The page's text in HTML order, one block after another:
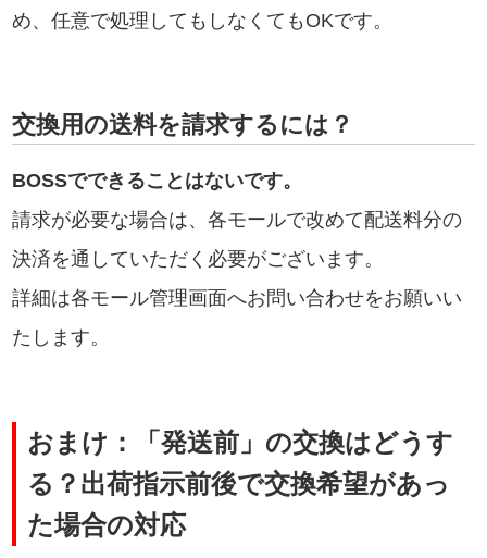
め、任意で処理してもしなくてもOKです。
交換用の送料を請求するには？
BOSSでできることはないです。
請求が必要な場合は、各モールで改めて配送料分の
決済を通していただく必要がございます。
詳細は各モール管理画面へお問い合わせをお願いい
たします。
おまけ：「発送前」の交換はどうす
る？ 出荷指示前後で交換希望があっ
た場合の対応